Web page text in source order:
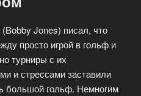
Jones) писал, что
просто игрой в гольф и
турниры с их
и стрессами заставили
большой гольф. Немногим